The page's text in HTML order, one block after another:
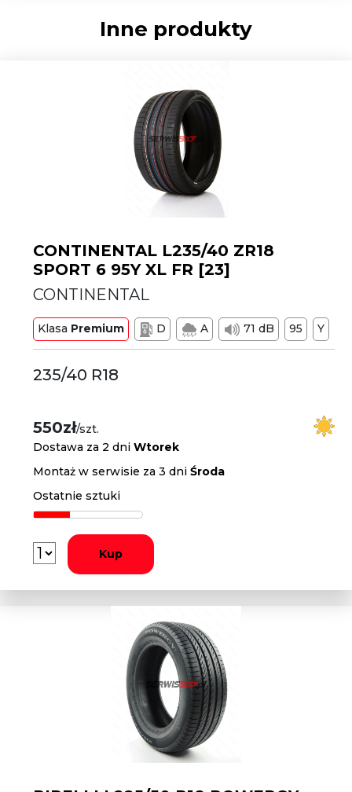
Inne produkty
CONTINENTAL L235/40 ZR18
SPORT 6 95Y XL FR [23]
CONTINENTAL
Klasa Premium D A 71 dB 95 Y
235/40 R18
550zł/szt.
Dostawa za 2 dniWtorek
Montaż w serwisie za 3 dniŚroda
Ostatnie sztuki
Kup